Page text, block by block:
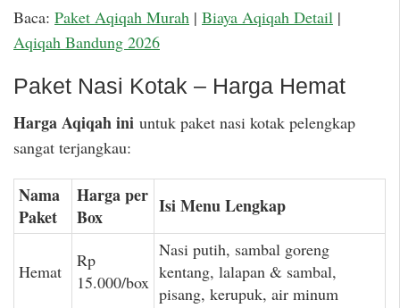
Baca: Paket Aqiqah Murah | Biaya Aqiqah Detail |
Aqiqah Bandung 2026
Paket Nasi Kotak – Harga Hemat
Harga Aqiqah ini untuk paket nasi kotak pelengkap
sangat terjangkau:
Nama
Paket
Harga per
Box
Isi Menu Lengkap
Hemat
Rp
15.000/box
Nasi putih, sambal goreng
kentang, lalapan & sambal,
pisang, kerupuk, air minum